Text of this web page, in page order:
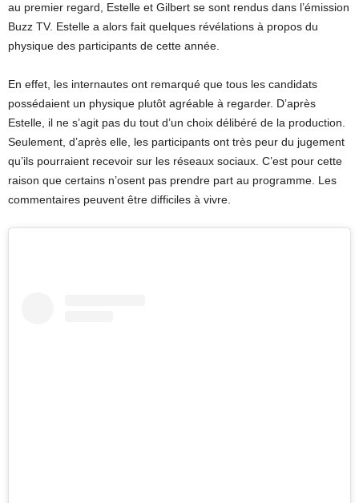
au premier regard, Estelle et Gilbert se sont rendus dans l’émission
Buzz TV. Estelle a alors fait quelques révélations à propos du
physique des participants de cette année.
En effet, les internautes ont remarqué que tous les candidats
possédaient un physique plutôt agréable à regarder. D’après
Estelle, il ne s’agit pas du tout d’un choix délibéré de la production.
Seulement, d’après elle, les participants ont très peur du jugement
qu’ils pourraient recevoir sur les réseaux sociaux. C’est pour cette
raison que certains n’osent pas prendre part au programme. Les
commentaires peuvent être difficiles à vivre.